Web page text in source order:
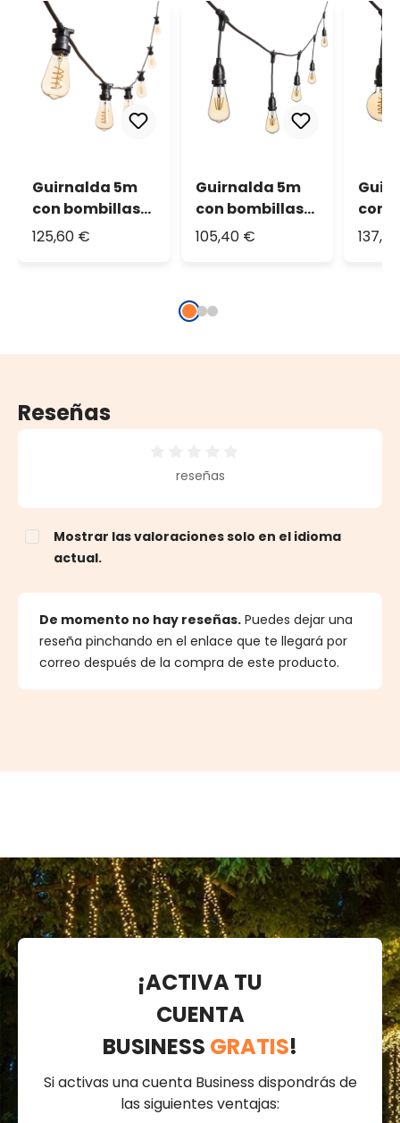
Guirnalda 5m
con bombillas
led de 4W
125,60 €
Guirnalda 5m
con bombillas
led colgantes
105,40 €
con
led
Reseñas
Calificación promedio de 0 de 5 estrellas
reseñas
Mostrar las valoraciones solo en el idioma
actual.
De momento no hay reseñas. Puedes dejar una
reseña pinchando en el enlace que te llegará por
correo después de la compra de este producto.
¡ACTIVA TU
CUENTA
BUSINESS GRATIS!
Si activas una cuenta Business dispondrás de
las siguientes ventajas: